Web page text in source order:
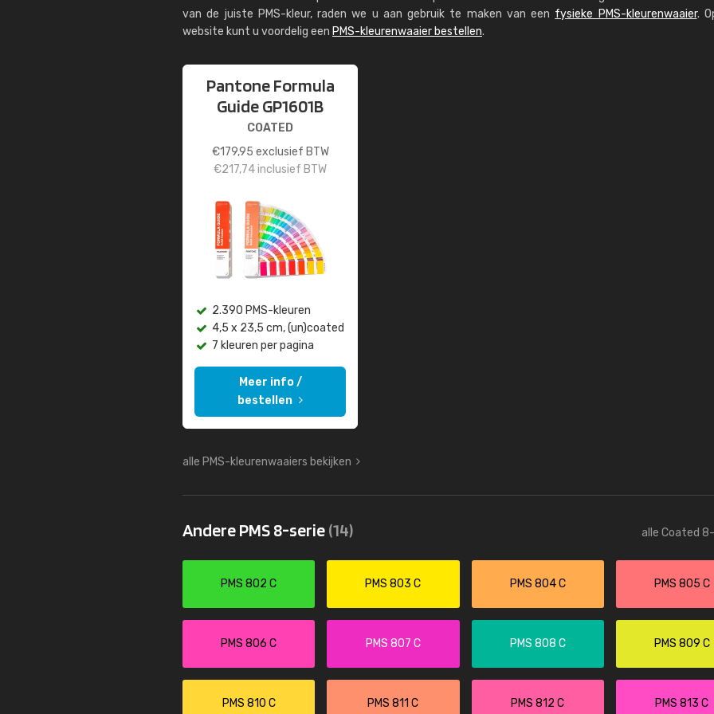
van de juiste PMS-kleur, raden we u aan gebruik te maken van een fysieke PMS-kleurenwaaier.
website kunt u voordelig een PMS-kleurenwaaier bestellen.
Pantone Formula
Guide GP1601B
COATED
€179,95 exclusief BTW
€217,74inclusief BTW
2.390 PMS-kleuren
4,5 x 23,5 cm, (un)coated
7 kleuren per pagina
Meer info /
bestellen
alle PMS-kleurenwaaiers bekijken
Andere PMS 8-serie(14) alle Coated
PMS 802 C PMS 803 C PMS 804 C PMS 805 C
PMS 806 C PMS 807 C PMS 808 C PMS 809 C
PMS 810 C PMS 811 C PMS 812 C PMS 813 C